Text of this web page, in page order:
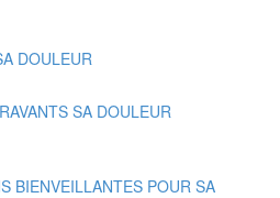
DOULEUR
SA DOULEUR
BIENVEILLANTES POUR SA